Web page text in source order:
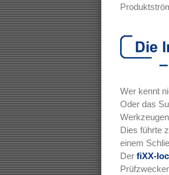
Wer kennt
Oder das
Dies führte
einem
Der fiXX-